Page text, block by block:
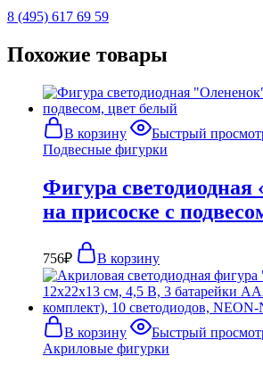
8 (495) 617 69 59
Похожие товары
В корзину Быстрый
Подвесные фигурки
Фигура светодиодная
на присоске с
756₽ В корзину
В корзину Быстрый
Акриловые фигурки